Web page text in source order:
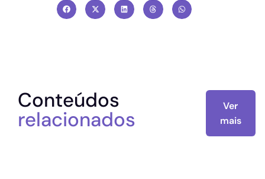
Conteúdos
relacionados
Ver
mais